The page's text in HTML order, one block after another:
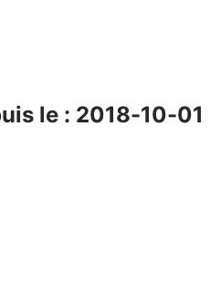
le : 2018-10-01